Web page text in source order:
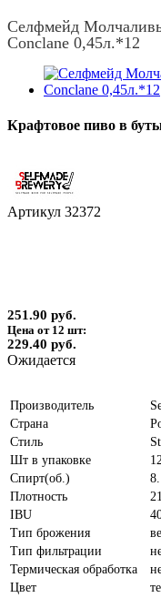
Селфмейд
Conclane 0,45л.*12
Крафтовое пиво в
Артикул 32372
251.90 руб.
Цена от 12 шт:
229.40 руб.
Ожидается
Производитель
Страна
Стиль
Шт в упаковке
Спирт(об.)
8.
Плотность
IBU
Тип брожения
Тип фильтрации
Термическая обработка
Цвет